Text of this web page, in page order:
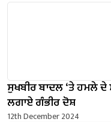
ਸੁਖਬੀਰ ਬਾਦਲ ‘ਤੇ ਹਮਲੇ ਦੇ
ਲਗਾਏ ਗੰਭੀਰ ਦੋਸ਼
12th December 2024